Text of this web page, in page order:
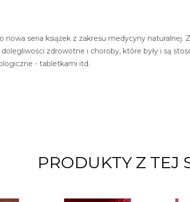
nowa seria książek z zakresu medycyny
zdrowotne i choroby, które były i są
- tabletkami itd.
PRODUKTY Z TEJ